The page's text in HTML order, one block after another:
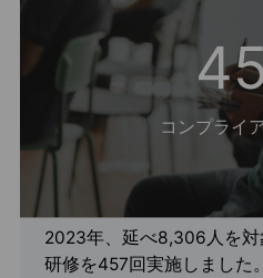
コンプライ
2023年、延べ8,306人を対
研修を457回実施しました